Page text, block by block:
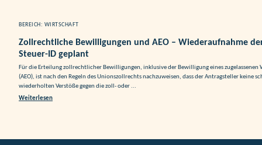
BEREICH: WIRTSCHAFT
Zollrechtliche Bewilligungen und AEO – Wiederaufnahme
Steuer-ID geplant
Für die Erteilung zollrechtlicher Bewilligungen, inklusive der Bewilligung eines
(AEO), ist nach den Regeln des Unionszollrechts nachzuweisen, dass der Antragsteller keine
wiederholten Verstöße gegen die zoll- oder ...
Weiterlesen